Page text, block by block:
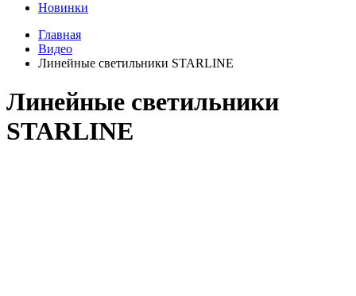
Новинки
Главная
Видео
Линейные светильники STARLINE
Линейные светильники
STARLINE